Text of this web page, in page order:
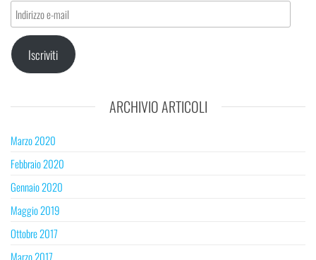
Indirizzo
e-
mail
Iscriviti
ARCHIVIO ARTICOLI
Marzo 2020
Febbraio 2020
Gennaio 2020
Maggio 2019
Ottobre 2017
Marzo 2017